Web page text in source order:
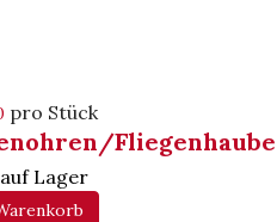
pro Stück
Fliegenhaube
Lager